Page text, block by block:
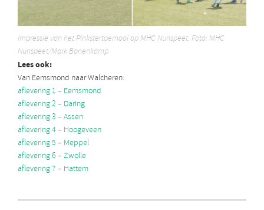
Impressie van het Pinkstertoernooi op MHC Nunspeet. Foto: MHC
Nunspeet/Mark Bonenkamp
Lees ook:
Van Eemsmond naar Walcheren:
aflevering 1 – Eemsmond
aflevering 2 – Daring
aflevering 3 – Assen
aflevering 4 – Hoogeveen
aflevering 5 – Meppel
aflevering 6 – Zwolle
aflevering 7 – Hattem